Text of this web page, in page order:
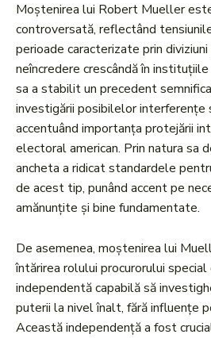
Moștenirea lui Robert Mueller
controversată, reflectând
perioade caracterizate prin
neîncredere crescândă în
sa a stabilit un precedent
investigării posibilelor interferențe
accentuând importanța protejării
electoral american. Prin natura sa
ancheta a ridicat standardele
de acest tip, punând accent pe
amănunțite și bine fundamentate.
De asemenea, moștenirea lui
întărirea rolului procurorului
independentă capabilă să
puterii la nivel înalt, fără influențe
Această independență a fost